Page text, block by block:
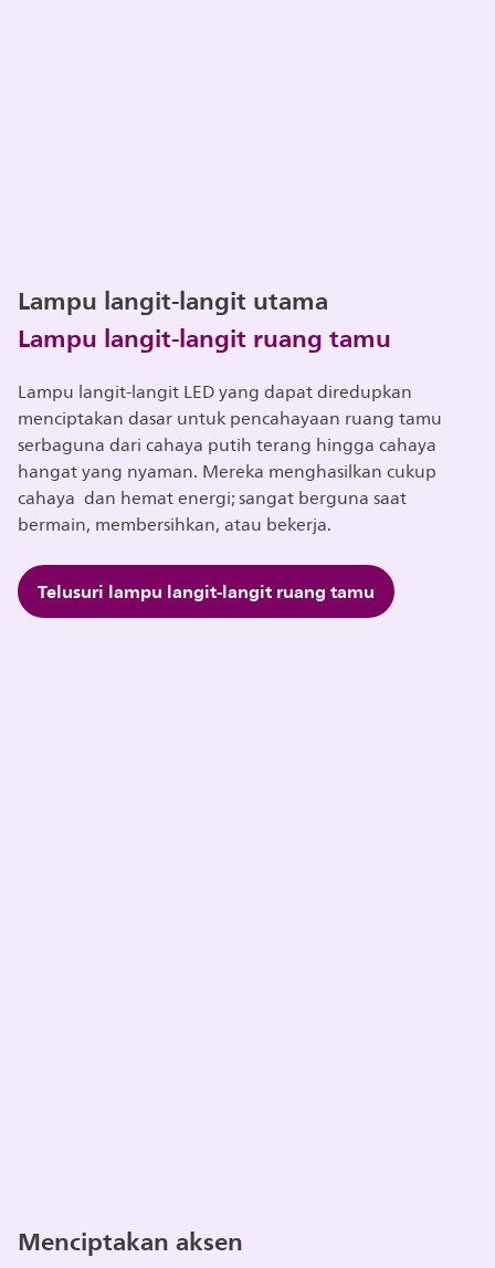
Lampu langit-langit utama
Lampu langit-langit ruang tamu
Lampu langit-langit LED yang dapat diredupkan
menciptakan dasar untuk pencahayaan ruang tamu
serbaguna dari cahaya putih terang hingga cahaya
hangat yang nyaman. Mereka menghasilkan cukup
cahaya dan hemat energi; sangat berguna saat
bermain, membersihkan, atau bekerja.
Telusuri lampu langit-langit ruang tamu
Menciptakan aksen